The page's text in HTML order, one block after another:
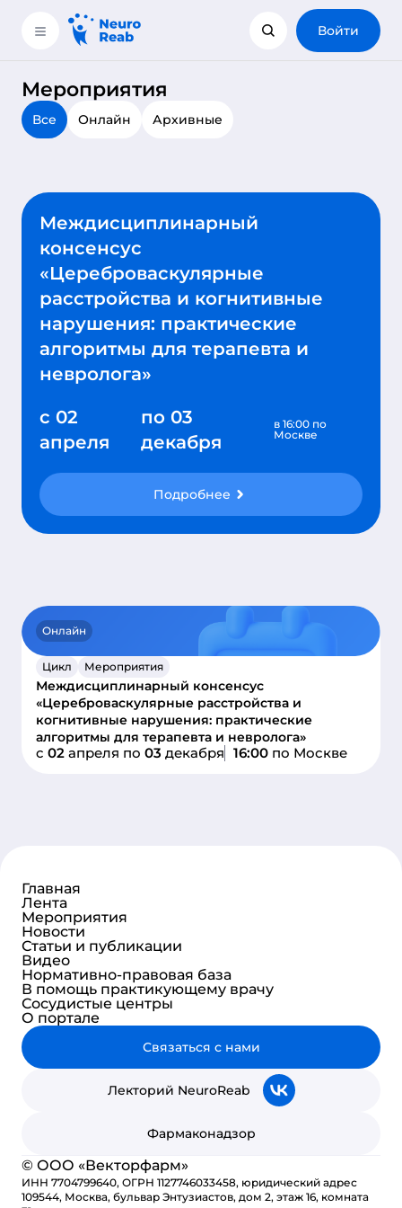
Войти
Мероприятия
Все Онлайн Архивные
Междисциплинарный
консенсус
«Цереброваскулярные
расстройства и когнитивные
нарушения: практические
алгоритмы для терапевта и
невролога»
Подробнее
с 02
апреля
по 03
декабря
в 16:00 по
Москве
Онлайн
Цикл Мероприятия
Междисциплинарный консенсус
«Цереброваскулярные расстройства и
когнитивные нарушения: практические
алгоритмы для терапевта и невролога»
c 02 апреля по 03 декабря 16:00 по Москве
Главная
Лента
Мероприятия
Новости
Статьи и публикации
Видео
Нормативно-правовая база
В помощь практикующему врачу
Сосудистые центры
О портале
Связаться с нами
Лекторий NeuroReab
Фармаконадзор
© ООО «Векторфарм»
ИНН 7704799640, ОГРН 1127746033458, юридический адрес
109544, Москва, бульвар Энтузиастов, дом 2, этаж 16, комната